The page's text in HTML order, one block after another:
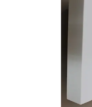
biocamini da
che fondono
cornice